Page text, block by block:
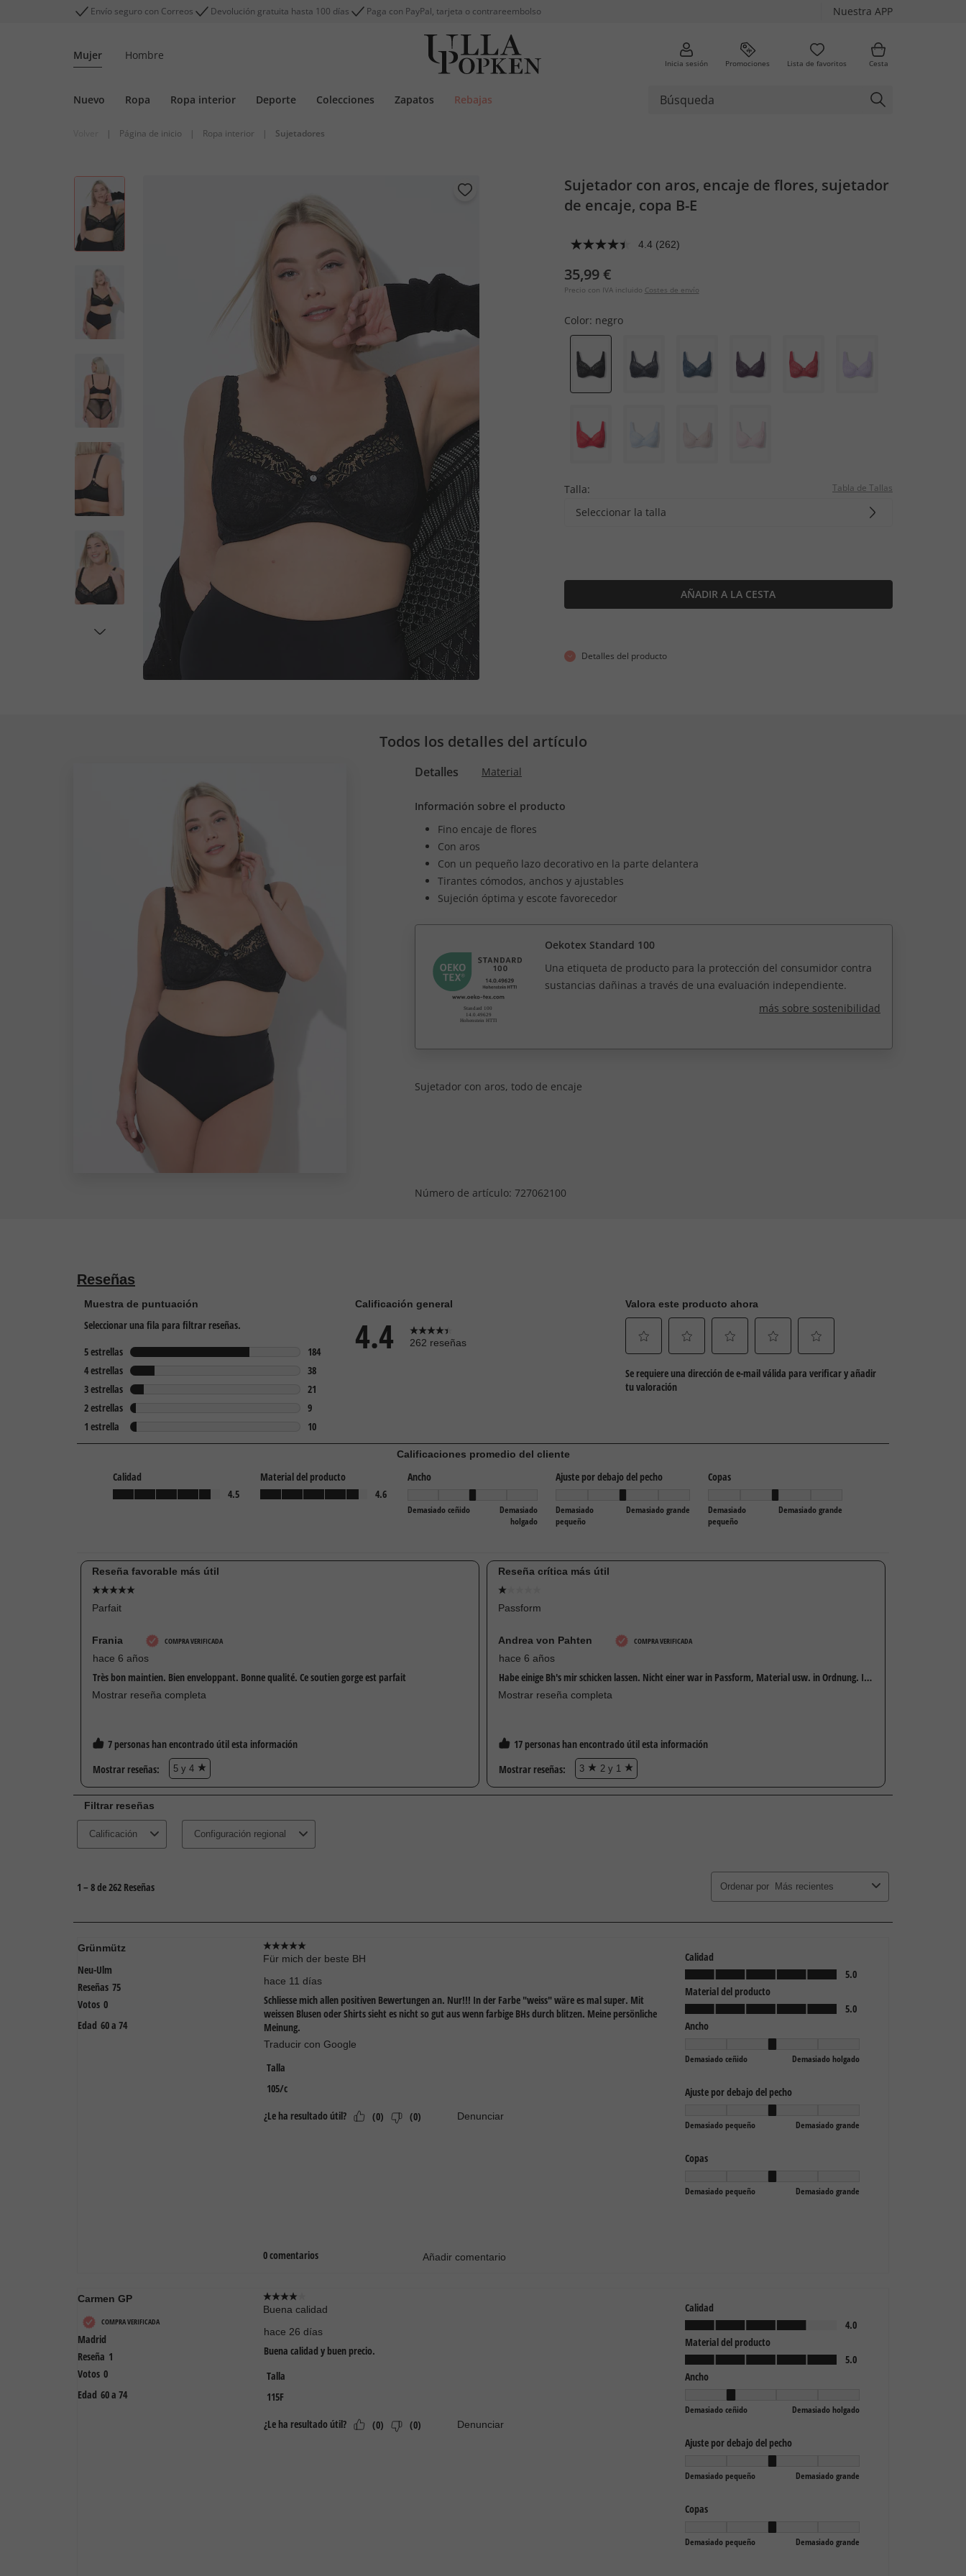
Envío seguro con Correos Devolución gratuita hasta 100 días Paga con PayPal, tarjeta o contrareembolso Nuestra APP
Mujer Hombre
Inicia sesión Promociones Lista de favoritos Cesta
Nuevo Ropa Ropa interior Deporte Colecciones Zapatos Rebajas
| Página de inicio | Ropa interior | Sujetadores
Sujetador con aros, encaje de flores, sujetador
de encaje, copa B-E
4.4 (262)
35,99 €
Precio con IVA incluido Costes de envío
Color: negro
Talla: Tabla de Tallas
Seleccionar la talla
AÑADIR A LA CESTA
Detalles del producto
Todos los detalles del artículo
Detalles Material
Información sobre el producto
Fino encaje de flores
Con aros
Con un pequeño lazo decorativo en la parte delantera
Tirantes cómodos, anchos y ajustables
Sujeción óptima y escote favorecedor
Oekotex Standard 100
Una etiqueta de producto para la protección del consumidor contra
sustancias dañinas a través de una evaluación independiente.
más sobre sostenibilidad
Sujetador con aros, todo de encaje
Número de artículo: 727062100